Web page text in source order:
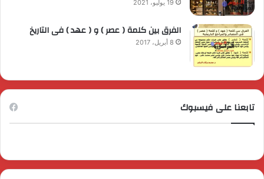
19 يوليو، 2021
الفرق بين كلمة ( عصر ) و ( عهد ) فى التاريخ
8 أبريل، 2017
تابعنا على فيسبوك